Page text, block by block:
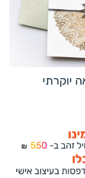
יוקרתי